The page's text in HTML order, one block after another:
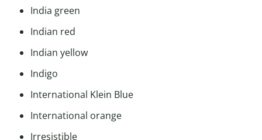
India green
Indian red
Indian yellow
Indigo
International Klein Blue
International orange
Irresistible